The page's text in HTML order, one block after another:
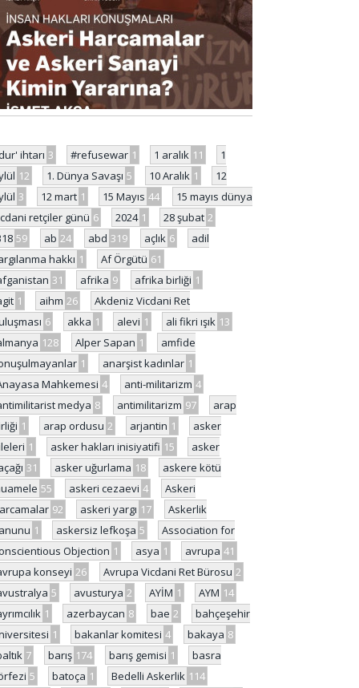
ihtarı 3 #refusewar 1 1 aralık 11
1
12 1. Dünya Savaşı 5 10 Aralık 1
12
3 12 mart 1 15 Mayıs 44
15 mayıs dünya
retçiler günü 6 2024 1 28 şubat 2
59 ab 24 abd 319 açlık 6
adil
hakkı 1 Af Örgütü 61
31 afrika 9 afrika birliği 1
1 aihm 26
Akdeniz Vicdani Ret
6 akka 1 alevi 1 ali fikri ışık 13
128 Alper Sapan 1
amfide
1 anarşist kadınlar 1
Mahkemesi 4 anti-militarizm 4
medya 8 antimilitarizm 97
arap
1 arap ordusu 2 arjantin 1
asker
1 asker hakları inisiyatifi 15
asker
31 asker uğurlama 18
askere kötü
55 askeri cezaevi 4
Askeri
92 askeri yargı 17
Askerlik
1 askersiz lefkoşa 5
Association for
Objection 1 asya 1 avrupa 41
konseyi 26 Avrupa Vicdani Ret Bürosu 2
5 avusturya 2 AYİM 1 AYM 14
1 azerbaycan 8 bae 2
bahçeşehir
1 bakanlar komitesi 4 bakaya 8
7 barış 174 barış gemisi 1
basra
5 batoça 1 Bedelli Askerlik 114